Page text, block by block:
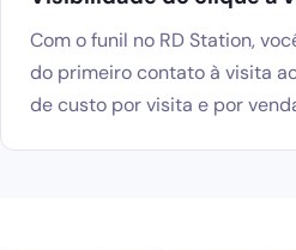
Com o funil no RD Station,
do primeiro contato à visita
de custo por visita e por